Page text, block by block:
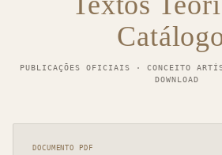
PUBLICAÇÕES OFICIAIS · CONCEITO
DOWNLOAD
DOCUMENTO PDF